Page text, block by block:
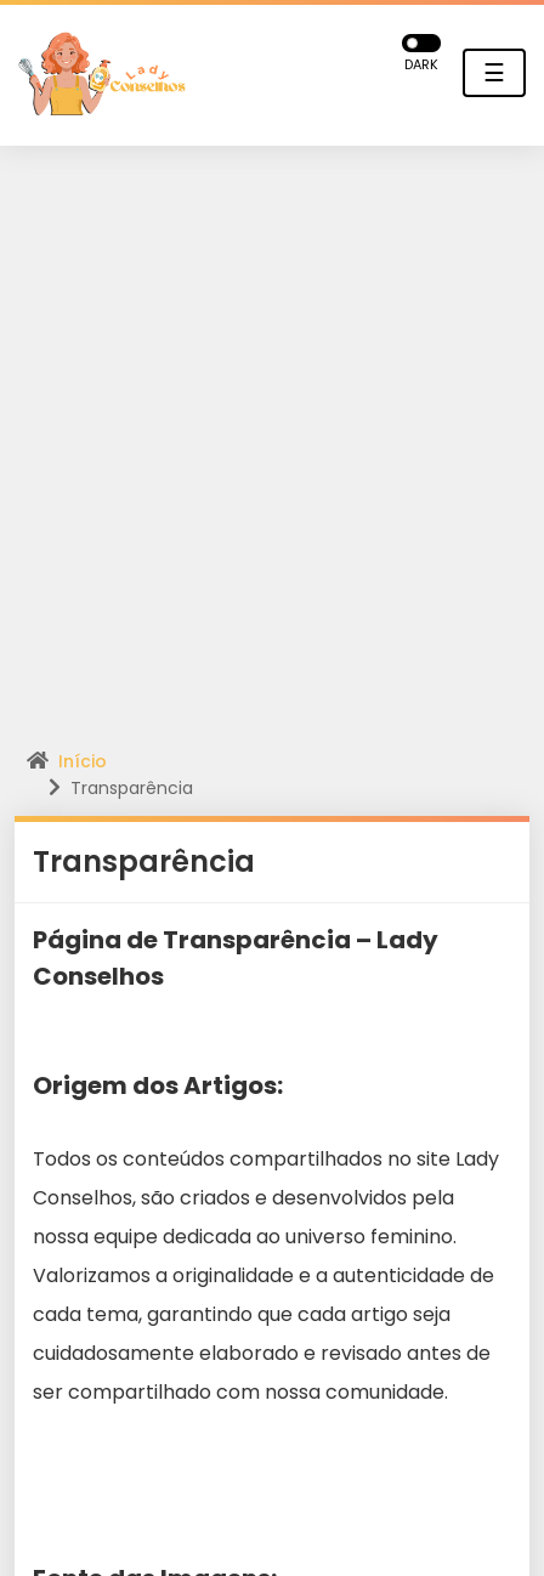
☰
DARK
Início
Transparência
Transparência
Página de Transparência – Lady
Conselhos
Origem dos Artigos:
Todos os conteúdos compartilhados no site Lady
Conselhos, são criados e desenvolvidos pela
nossa equipe dedicada ao universo feminino.
Valorizamos a originalidade e a autenticidade de
cada tema, garantindo que cada artigo seja
cuidadosamente elaborado e revisado antes de
ser compartilhado com nossa comunidade.